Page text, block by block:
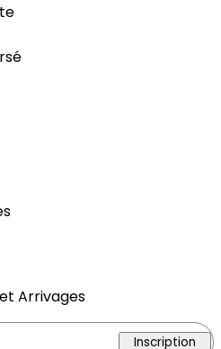
Arrivages
Inscription